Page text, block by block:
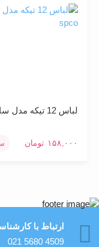
لباس 12 تیکه مدل سانی spco
۱۵۸,۰۰۰ تومان
ارتباط با
021 5680 4509